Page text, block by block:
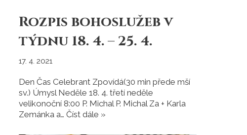
Rozpis bohoslužeb v
týdnu 18. 4. – 25. 4.
17. 4. 2021
Den Čas Celebrant Zpovídá(30 min přede mší
sv.) Úmysl Neděle 18. 4. třetí neděle
velikonoční 8:00 P. Michal P. Michal Za + Karla
Zemánka a… Číst dále »